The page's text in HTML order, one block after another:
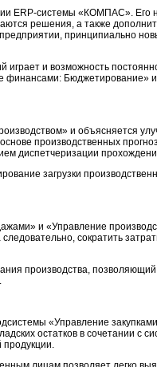
ERP-системы «КОМПАС». Его
решения, а также
принципиально
и возможность
финансами: Бюджетирование»
и объясняется
производственных
диспетчеризации
загрузки
и «Управление
сократить
производства, позволяющий
«Управление
остатков в сочетании с
продукции.